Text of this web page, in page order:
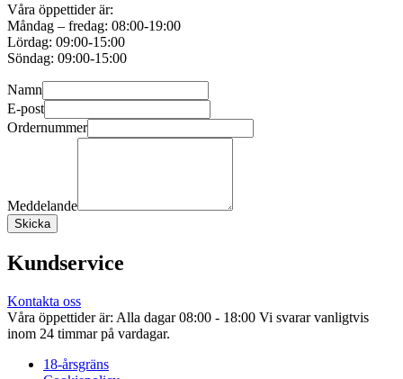
Våra öppettider är:
Måndag – fredag: 08:00-19:00
Lördag: 09:00-15:00
Söndag: 09:00-15:00
Namn
E-post
Ordernummer
Meddelande
Skicka
Kundservice
Kontakta oss
Våra öppettider är: Alla dagar 08:00 - 18:00 Vi svarar vanligtvis
inom 24 timmar på vardagar.
18-årsgräns